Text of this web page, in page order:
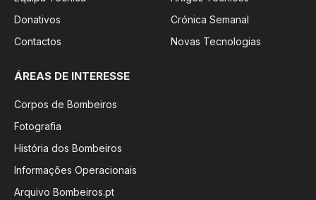
Donativos
Contactos
Crónica Semanal
Novas Tecnologias
ÁREAS DE INTERESSE
Corpos de Bombeiros
Fotografia
História dos Bombeiros
Informações Operacionais
Arquivo Bombeiros.pt